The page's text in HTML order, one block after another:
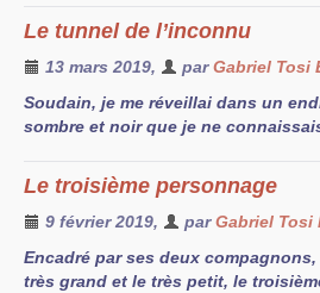
Le tunnel de l’inconnu
13 mars 2019, parGabriel Tosi
Soudain, je me réveillai dans un
sombre et noir que je ne
Le troisième personnage
9 février 2019, parGabriel Tosi
Encadré par ses deux compagnons,
très grand et le très petit, le